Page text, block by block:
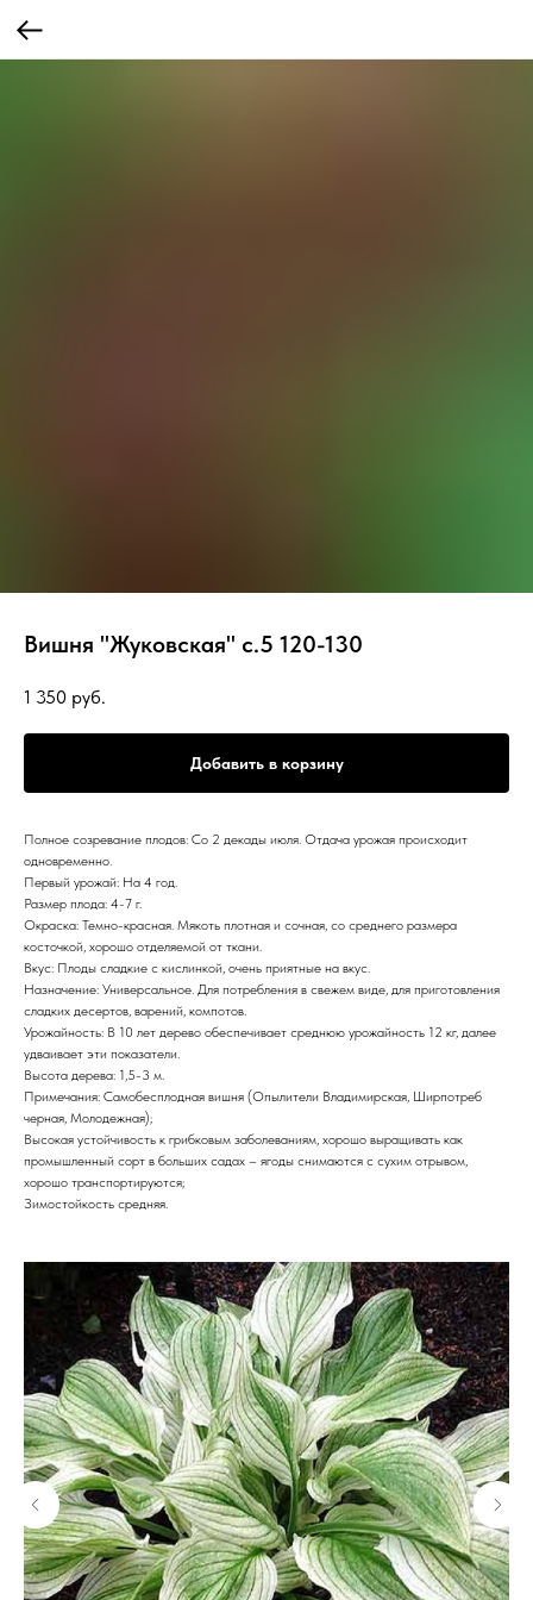
Вишня "Жуковская" с.5 120-130
1 350 руб.
Добавить в корзину
Полное созревание плодов: Со 2 декады июля. Отдача урожая происходит
одновременно.
Первый урожай: На 4 год.
Размер плода: 4-7 г.
Окраска: Темно-красная. Мякоть плотная и сочная, со среднего размера
косточкой, хорошо отделяемой от ткани.
Вкус: Плоды сладкие с кислинкой, очень приятные на вкус.
Назначение: Универсальное. Для потребления в свежем виде, для приготовления
сладких десертов, варений, компотов.
Урожайность: В 10 лет дерево обеспечивает среднюю урожайность 12 кг, далее
удваивает эти показатели.
Высота дерева: 1,5-3 м.
Примечания: Самобесплодная вишня (Опылители Владимирская, Ширпотреб
черная, Молодежная);
Высокая устойчивость к грибковым заболеваниям, хорошо выращивать как
промышленный сорт в больших садах – ягоды снимаются с сухим отрывом,
хорошо транспортируются;
Зимостойкость средняя.